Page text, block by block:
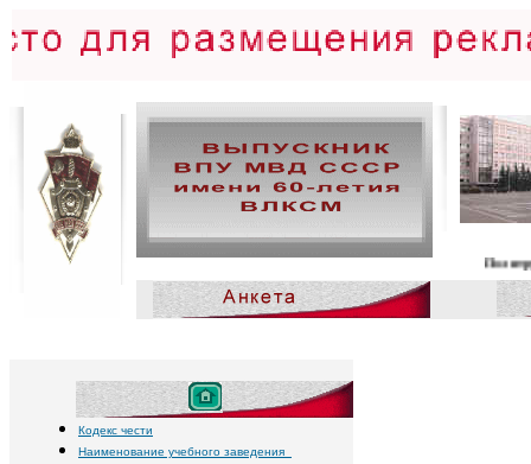
Политруки,
Кодекс чести
Наименование учебного заведения